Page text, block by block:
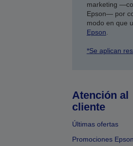
marketing
Epson— por
modo en que
Epson.
*Se aplican
Atención al
cliente
Últimas ofertas
Promociones Epson